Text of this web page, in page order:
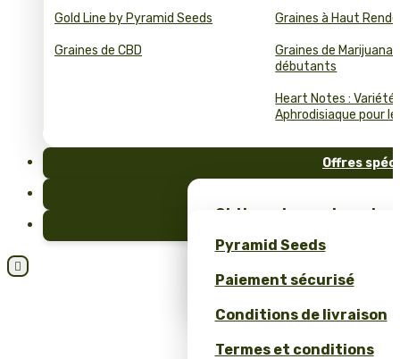
Gold Line by Pyramid Seeds
Graines de CBD
Graines à Haut
Graines de Marijuana
débutants
Heart Notes :
Aphrodisiaque pour le
Offres
Obtiens des graines de
Pyramid Seeds !
Obtenez 10 % de
Pyramid Seeds
Paiement sécurisé
Conditions de livraison
Termes et conditions
